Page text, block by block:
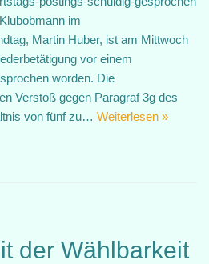
im
Martin Huber, ist am Mittwoch
vor einem
worden. Die
Verstoß gegen Paragraf 3g des
von fünf zu… Weiterlesen »
der Wählbarkeit